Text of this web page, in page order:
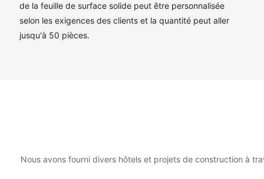
de la feuille de surface solide peut être personnalisée
selon les exigences des clients et la quantité peut aller
jusqu'à 50 pièces.
Nous avons fourni divers hôtels et projets de construction à